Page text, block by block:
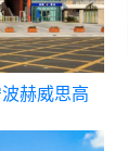
赫威思高